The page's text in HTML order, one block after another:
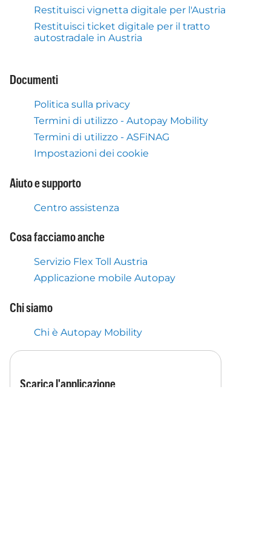
Restituisci vignetta digitale per l'Austria
Restituisci ticket digitale per il tratto
autostradale in Austria
Documenti
Politica sulla privacy
Termini di utilizzo - Autopay Mobility
Termini di utilizzo - ASFiNAG
Impostazioni dei cookie
Aiuto e supporto
Centro assistenza
Cosa facciamo anche
Servizio Flex Toll Austria
Applicazione mobile Autopay
Chi siamo
Chi è Autopay Mobility
Scarica l'applicazione